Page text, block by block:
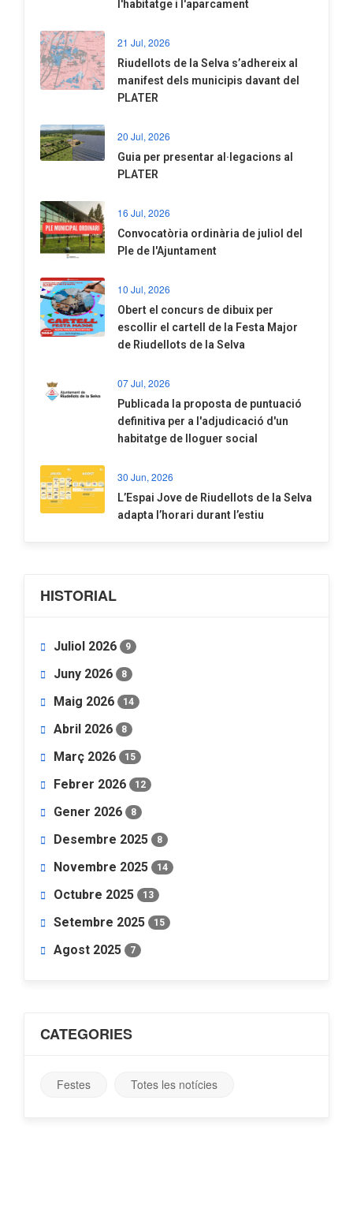
l'habitatge i l'aparcament
21 Jul, 2026
Riudellots de la Selva s’adhereix al
manifest dels municipis davant del
PLATER
20 Jul, 2026
​Guia per presentar al·legacions al
PLATER
16 Jul, 2026
Convocatòria ordinària de juliol del
Ple de l'Ajuntament
10 Jul, 2026
​Obert el concurs de dibuix per
escollir el cartell de la Festa Major
de Riudellots de la Selva
07 Jul, 2026
​Publicada la proposta de puntuació
definitiva per a l'adjudicació d'un
habitatge de lloguer social
30 Jun, 2026
​L’Espai Jove de Riudellots de la Selva
adapta l’horari durant l’estiu
HISTORIAL
Juliol 2026 9
Juny 2026 8
Maig 2026 14
Abril 2026 8
Març 2026 15
Febrer 2026 12
Gener 2026 8
Desembre 2025 8
Novembre 2025 14
Octubre 2025 13
Setembre 2025 15
Agost 2025 7
CATEGORIES
Festes Totes les notícies